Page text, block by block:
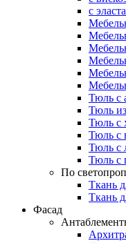
с
Тюль с
Тюль
Тюль с
Тюль с
Тюль с
Тюль с
По
Ткань
Ткань
Фасад